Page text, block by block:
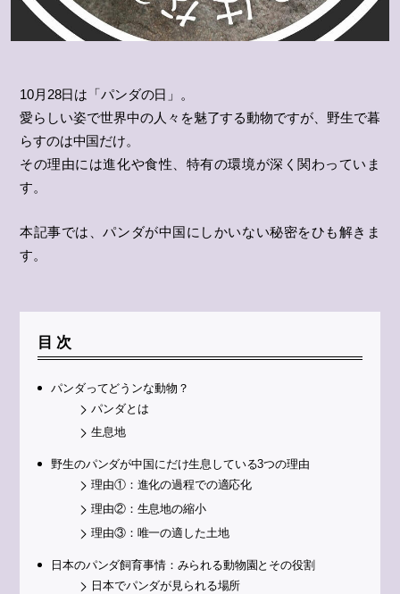
10月28日は「パンダの日」。
愛らしい姿で世界中の人々を魅了する動物ですが、野生で暮
らすのは中国だけ。
その理由には進化や食性、特有の環境が深く関わっていま
す。
本記事では、パンダが中国にしかいない秘密をひも解きま
す。
目次
パンダってどうンな動物？
パンダとは
生息地
野生のパンダが中国にだけ生息している3つの理由
理由①：進化の過程での適応化
理由②：生息地の縮小
理由③：唯一の適した土地
日本のパンダ飼育事情：みられる動物園とその役割
日本でパンダが見られる場所